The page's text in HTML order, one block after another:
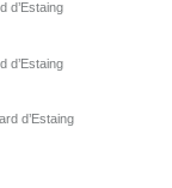
d’Estaing
d’Estaing
d’Estaing